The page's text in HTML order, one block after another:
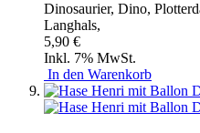
Dinosaurier, Dino,
Langhals,
5,90 €
Inkl. 7% MwSt.
In den Warenkorb